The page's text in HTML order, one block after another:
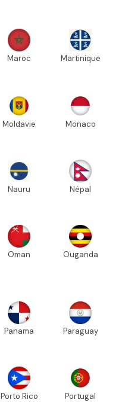
Maroc Martinique
Moldavie Monaco
Nauru Népal
Oman Ouganda
Panama Paraguay
Porto Rico Portugal